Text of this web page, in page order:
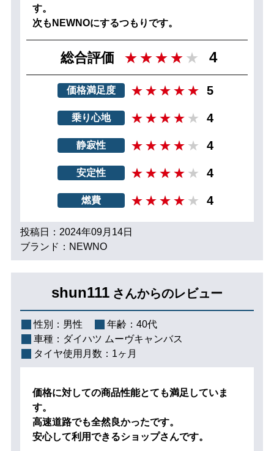
す。
次もNEWNOにするつもりです。
総合評価 4
価格満足度 5
乗り心地 4
静寂性 4
安定性 4
燃費 4
投稿日：2024年09月14日
ブランド：NEWNO
shun111 さんからのレビュー
性別： 男性 年齢： 40代
車種： ダイハツ ムーヴキャンバス
タイヤ使用月数： 1ヶ月
価格に対しての商品性能とても満足していま
す。
高速道路でも全然良かったです。
安心して利用できるショップさんです。